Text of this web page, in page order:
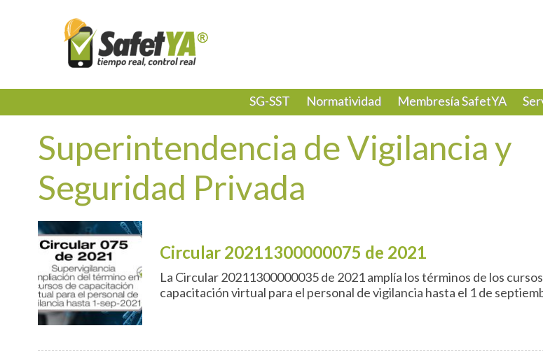
SG-SST Normatividad Membresía SafetYA
Superintendencia de Vigilancia y
Seguridad Privada
Circular 20211300000075 de 2021
La Circular 20211300000035 de 2021 amplía los términos de los
capacitación virtual para el personal de vigilancia hasta el 1 de